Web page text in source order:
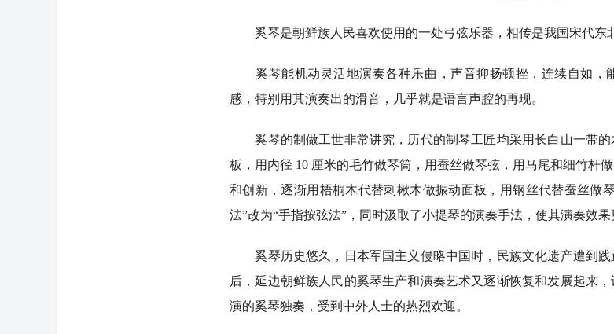
奚琴是朝鲜族人民喜欢使用的一处弓弦乐器，相传是我国宋代东
奚琴能机动灵活地演奏各种乐曲，声音抑扬顿挫，连续自如，
感，特别用其演奏出的滑音，几乎就是语言声腔的再现。
奚琴的制做工世非常讲究，历代的制琴工匠均采用长白山一带的
板，用内径 10 厘米的毛竹做琴筒，用蚕丝做琴弦，用马尾和细竹杆
和创新，逐渐用梧桐木代替刺楸木做振动面板，用钢丝代替蚕丝做
法”改为“手指按弦法”，同时汲取了小提琴的演奏手法，使其演奏效果
奚琴历史悠久，日本军国主义侵略中国时，民族文化遗产遭到践
后，延边朝鲜族人民的奚琴生产和演奏艺术又逐渐恢复和发展起来
演的奚琴独奏，受到中外人士的热烈欢迎。